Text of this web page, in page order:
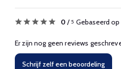
0 / 5 Gebaseerd
Er zijn nog geen reviews
Schrijf zelf een beoordeling